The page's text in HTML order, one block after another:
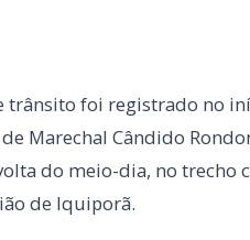
bitrem que estava
o último vagão (a
e tombou às margens